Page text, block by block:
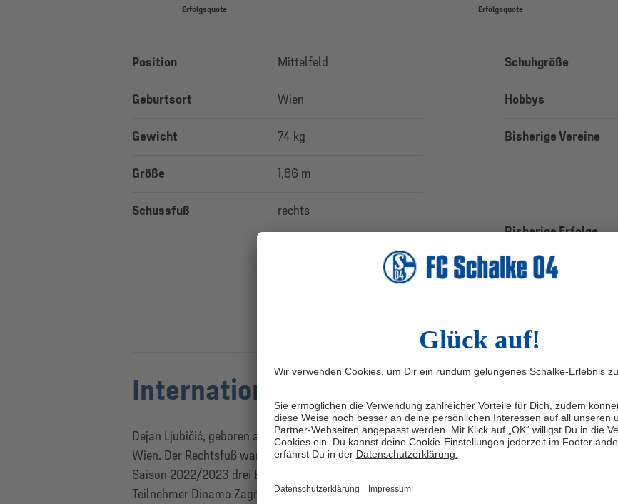
Erfolgsquote Erfolgsquote
Position Mittelfeld
Geburtsort Wien
Gewicht 74 kg
Größe 1,86 m
Schussfuß rechts
Schuhgröße
Hobbys
Bisherige Vereine
Bisherige Erfolge
Internationale Erfahrung
Dejan Ljubičić, geboren am 8. Oktober, 1997, lernte das Fußballspielen in seiner
Wien. Der Rechtsfuß war vier Jahre für den 1. FC Köln aktiv, schaffte mit den Domstädtern
Saison 2022/2023 drei Einsätze in der Europa Conference League. Zuletzt spielte der
Teilnehmer Dinamo Zagreb. Er durchlief die U-Mannschaften des ÖFB und feierte im